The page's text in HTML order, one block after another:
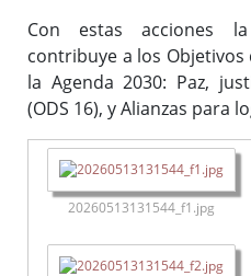
Con estas acciones
contribuye a los
la Agenda 2030: Paz,
(ODS 16), y Alianzas para
20260513131544_f1.jpg